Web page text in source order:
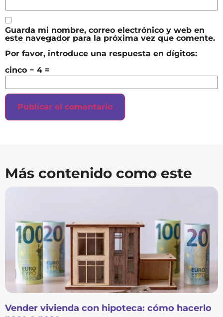
Guarda mi nombre, correo electrónico y web en
este navegador para la próxima vez que comente.
Por favor, introduce una respuesta en dígitos:
cinco − 4 =
Más contenido como este
Vender vivienda con hipoteca: cómo hacerlo